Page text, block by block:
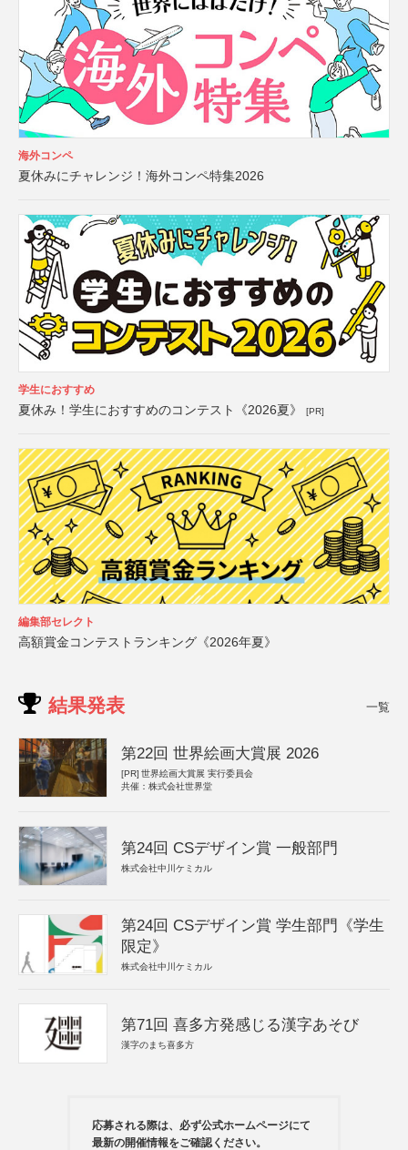
海外コンペ
夏休みにチャレンジ！海外コンペ特集2026
学生におすすめ
夏休み！学生におすすめのコンテスト《2026夏》 [PR]
編集部セレクト
高額賞金コンテストランキング《2026年夏》
結果発表 一覧
第22回 世界絵画大賞展 2026
[PR] 世界絵画大賞展 実行委員会
共催：株式会社世界堂
第24回 CSデザイン賞 一般部門
株式会社中川ケミカル
第24回 CSデザイン賞 学生部門《学生
限定》
株式会社中川ケミカル
第71回 喜多方発感じる漢字あそび
漢字のまち喜多方
応募される際は、必ず公式ホームページにて
最新の開催情報をご確認ください。